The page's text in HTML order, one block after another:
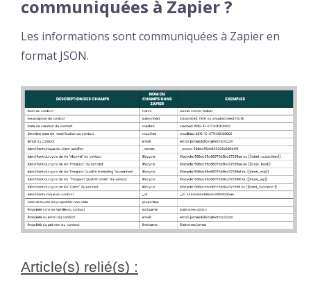
communiquées à Zapier ?
Les informations sont communiquées à Zapier en
format JSON.
Article(s) relié(s) :